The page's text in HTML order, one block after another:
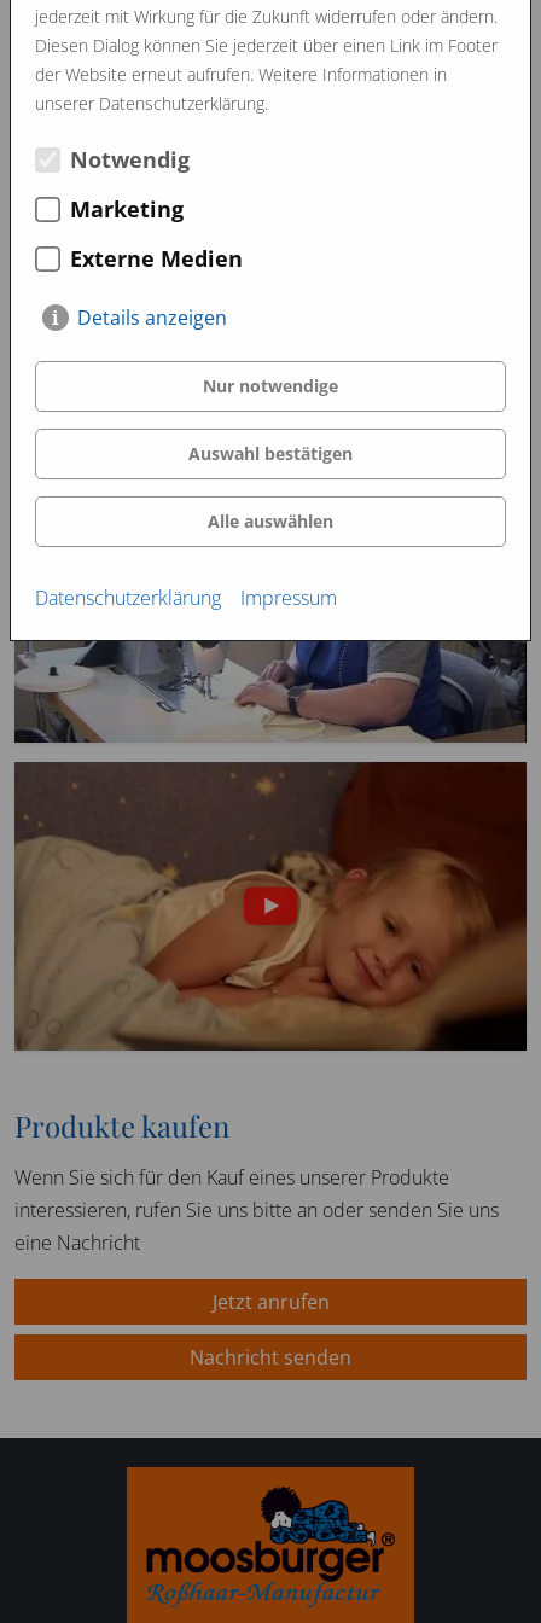
mitgebracht und wir konnten uns alle richtig „satt“ essen.
Ein gemütliches, lockeres, gemütliches Beisammensein war
es wieder. Das schlechte Wetter konnte die Stimmung auch
nicht trüben, denn wir waren sicher und Wetter
unabhängig, dank Christian. Er hat genügend Platz für alles
in der Halle gemacht. So konnten wir ausgelassen essen,
trinken, tanzen und feiern…
Danke schön an alle und wir freuen uns schon auf das
nächste Jahr.
Image Filme
Produkte kaufen
Wenn Sie sich für den Kauf eines unserer Produkte
interessieren, rufen Sie uns bitte an oder senden Sie uns
eine Nachricht
Jetzt anrufen
Nachricht senden
jederzeit mit Wirkung für die Zukunft widerrufen oder ändern.
Diesen Dialog können Sie jederzeit über einen Link im Footer
der Website erneut aufrufen. Weitere Informationen in
unserer Datenschutzerklärung.
Notwendig
Marketing
Externe Medien
Details anzeigen
Nur notwendige
Auswahl bestätigen
Alle auswählen
Datenschutzerklärung Impressum